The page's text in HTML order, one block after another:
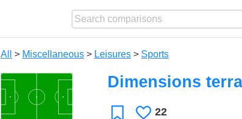
All > Miscellaneous > Leisures > Sports
Dimensions
FavoriteLikes
22